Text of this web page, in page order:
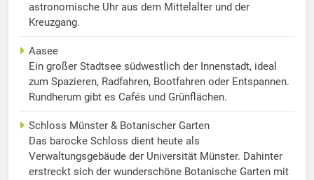
astronomische Uhr aus dem Mittelalter und der
Kreuzgang.
Aasee
Ein großer Stadtsee südwestlich der Innenstadt, ideal
zum Spazieren, Radfahren, Bootfahren oder Entspannen.
Rundherum gibt es Cafés und Grünflächen.
Schloss Münster & Botanischer Garten
Das barocke Schloss dient heute als
Verwaltungsgebäude der Universität Münster. Dahinter
erstreckt sich der wunderschöne Botanische Garten mit